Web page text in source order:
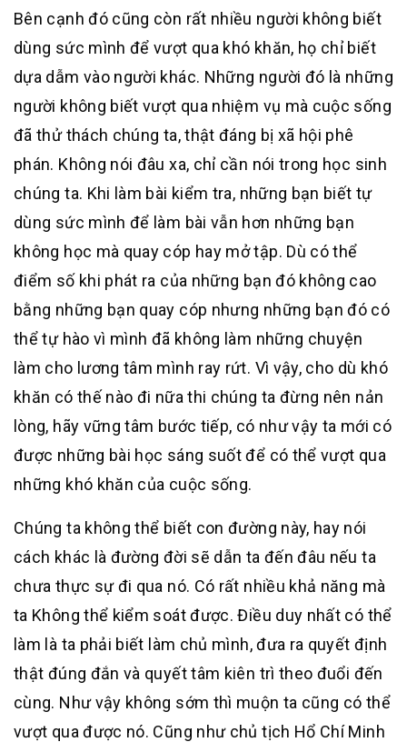
Bên cạnh đó cũng còn rất nhiều người không biết
dùng sức mình để vượt qua khó khăn, họ chỉ biết
dựa dẫm vào người khác. Những người đó là những
người không biết vượt qua nhiệm vụ mà cuộc sống
đã thử thách chúng ta, thật đáng bị xã hội phê
phán. Không nói đâu xa, chỉ cần nói trong học sinh
chúng ta. Khi làm bài kiểm tra, những bạn biết tự
dùng sức mình để làm bài vẫn hơn những bạn
không học mà quay cóp hay mở tập. Dù có thể
điểm số khi phát ra của những bạn đó không cao
bằng những bạn quay cóp nhưng những bạn đó có
thể tự hào vì mình đã không làm những chuyện
làm cho lương tâm mình ray rứt. Vì vậy, cho dù khó
khăn có thế nào đi nữa thi chúng ta đừng nên nản
lòng, hãy vững tâm bước tiếp, có như vậy ta mới có
được những bài học sáng suốt để có thể vượt qua
những khó khăn của cuộc sống.
Chúng ta không thể biết con đường này, hay nói
cách khác là đường đời sẽ dẫn ta đến đâu nếu ta
chưa thực sự đi qua nó. Có rất nhiều khả năng mà
ta Không thể kiểm soát được. Điều duy nhất có thể
làm là ta phải biết làm chủ mình, đưa ra quyết định
thật đúng đắn và quyết tâm kiên trì theo đuổi đến
cùng. Như vậy không sớm thì muộn ta cũng có thể
vượt qua được nó. Cũng như chủ tịch Hổ Chí Minh